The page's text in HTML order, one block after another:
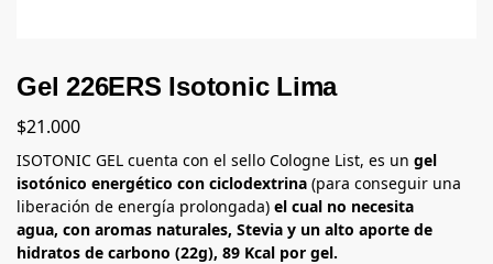
Gel 226ERS Isotonic Lima
$21.000
ISOTONIC GEL cuenta con el sello Cologne List, es un gel
isotónico energético con ciclodextrina (para conseguir una
liberación de energía prolongada) el cual no necesita
agua, con aromas naturales, Stevia y un alto aporte de
hidratos de carbono (22g), 89 Kcal por gel.